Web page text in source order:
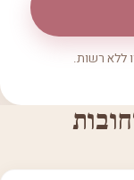
ללא רשות.